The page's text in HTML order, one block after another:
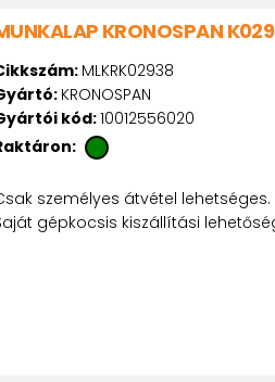
KRONOSPAN
MLKRK02938
KRONOSPAN
kód:10012556020
személyes átvétel lehetséges.
gépkocsis kiszállítási